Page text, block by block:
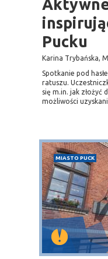
Pucku
Karina Trybańska,
Spotkanie pod
ratuszu.
się m.in. jak złożyć
możliwości
MIASTO PUCK